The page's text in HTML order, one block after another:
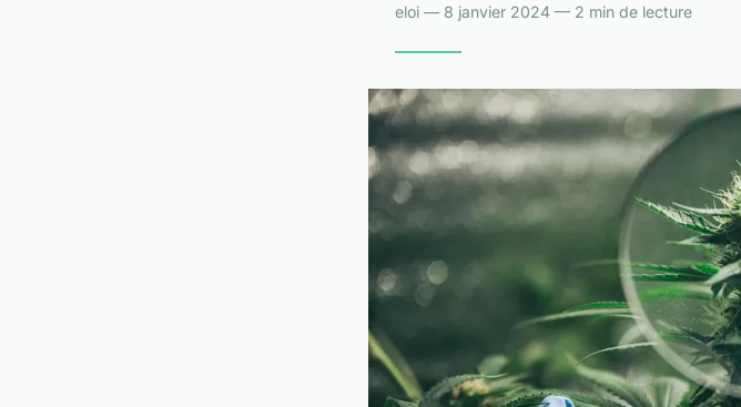
eloi — 8 janvier 2024 — 2 min de lecture